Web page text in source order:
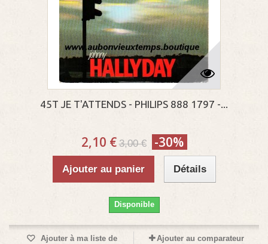
45T JE T'ATTENDS - PHILIPS 888 1797 -...
2,10 € 3,00 € -30%
Ajouter au panier Détails
Disponible
Ajouter à ma liste de
Ajouter au comparateur